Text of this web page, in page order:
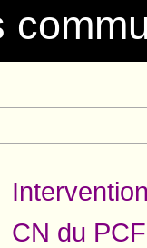
CN du